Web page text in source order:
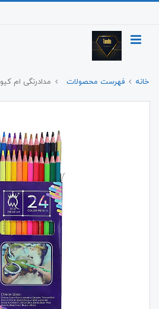
خانه فهرست محصولات مدادرنگی ام کیو ۲۴ رنگ